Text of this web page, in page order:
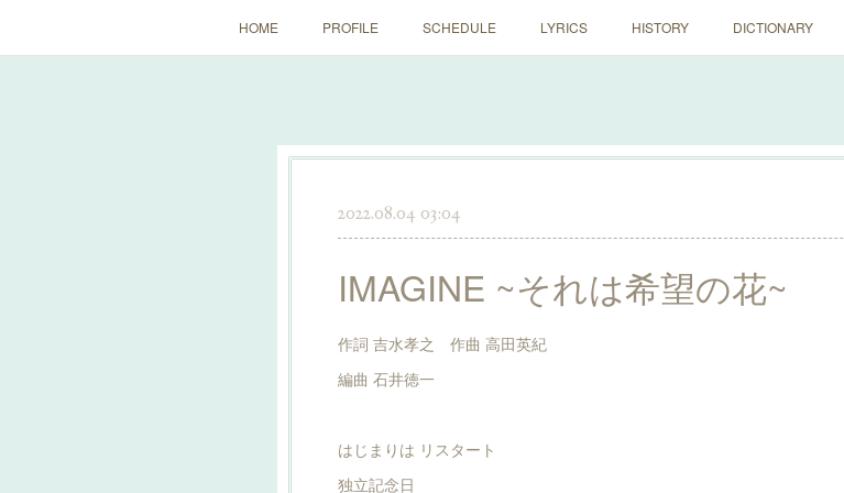
HOME PROFILE SCHEDULE LYRICS HISTORY DICTIONARY
2022.08.04 03:04
IMAGINE ~それは希望の花~
作詞 吉水孝之 作曲 高田英紀
編曲 石井徳一
はじまりは リスタート
独立記念日